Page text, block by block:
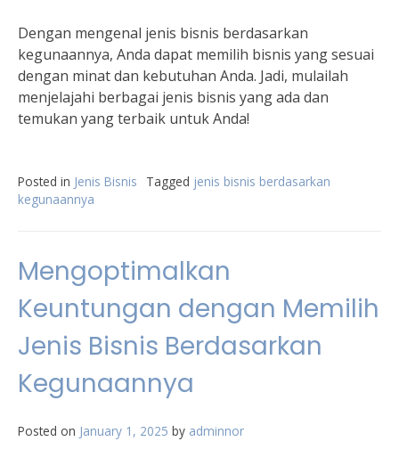
Dengan mengenal jenis bisnis berdasarkan
kegunaannya, Anda dapat memilih bisnis yang sesuai
dengan minat dan kebutuhan Anda. Jadi, mulailah
menjelajahi berbagai jenis bisnis yang ada dan
temukan yang terbaik untuk Anda!
Posted in Jenis Bisnis Tagged jenis bisnis berdasarkan
kegunaannya
Mengoptimalkan
Keuntungan dengan Memilih
Jenis Bisnis Berdasarkan
Kegunaannya
Posted on January 1, 2025 by adminnor